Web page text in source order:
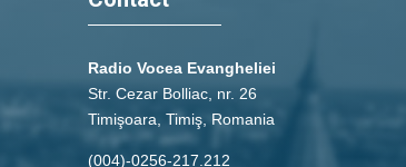
Radio Vocea Evangheliei
Str. Cezar Bolliac, nr. 26
Timişoara, Timiş, Romania
(004)-0256-217.212